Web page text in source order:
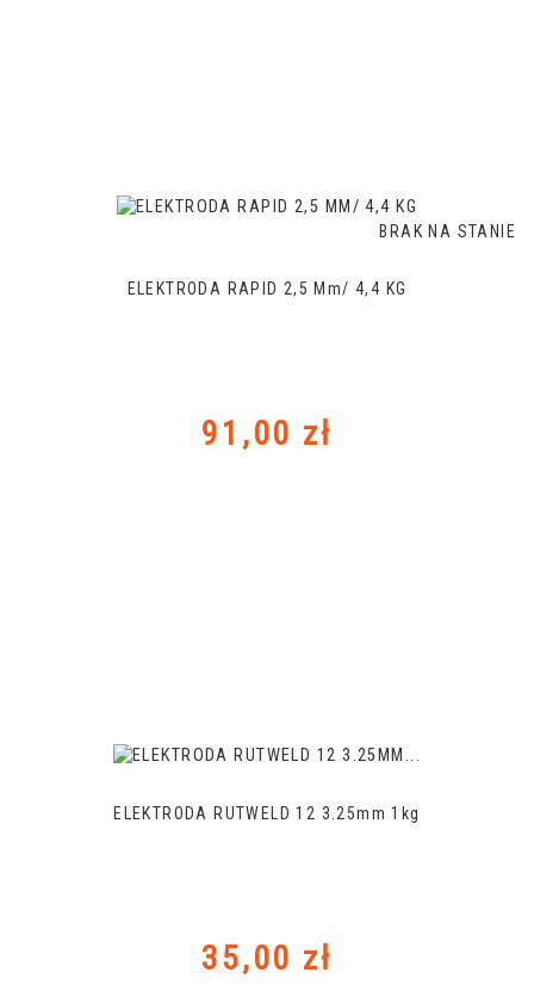
BRAK NA STANIE
ELEKTRODA RAPID 2,5 Mm/ 4,4 KG
Cena
91,00 zł
ELEKTRODA RUTWELD 12 3.25mm 1kg
Cena
35,00 zł